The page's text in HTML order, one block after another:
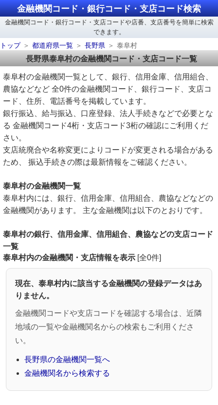
金融機関コード・銀行コード・支店コード検索
金融機関コード・銀行コード・支店コードや店番、支店番号を簡単に検索
できます。
トップ
都道府県一覧 長野県 泰阜村
長野県泰阜村の金融機関コード・支店コード一覧
泰阜村の金融機関一覧として、銀行、信用金庫、信用組合、
農協などなど 全0件の金融機関コード、銀行コード、支店コ
ード、住所、電話番号を掲載しています。
銀行振込、給与振込、口座登録、法人手続きなどで必要とな
る 金融機関コード4桁・支店コード3桁の確認にご利用くだ
さい。
支店統廃合や名称変更によりコードが変更される場合がある
ため、 振込手続きの際は最新情報をご確認ください。
泰阜村の金融機関一覧
泰阜村内には、銀行、信用金庫、信用組合、農協などなどの
金融機関があります。 主な金融機関は以下のとおりです。
泰阜村の銀行、信用金庫、信用組合、農協などの支店コード
一覧
泰阜村内の金融機関・支店情報を表示 [全0件]
現在、泰阜村内に該当する金融機関の登録データはあ
りません。
金融機関コードや支店コードを確認する場合は、近隣
地域の一覧や金融機関名からの検索もご利用くださ
い。
長野県の金融機関一覧へ
金融機関名から検索する